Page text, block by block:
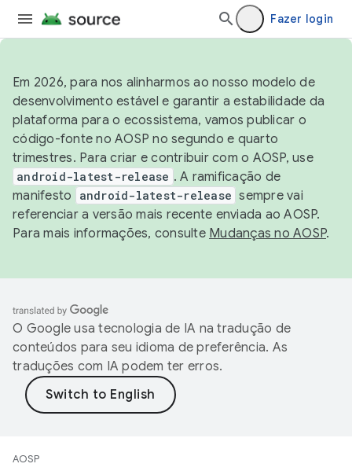
Fazer login
Em 2026, para nos alinharmos ao nosso modelo de
desenvolvimento estável e garantir a estabilidade da
plataforma para o ecossistema, vamos publicar o
código-fonte no AOSP no segundo e quarto
trimestres. Para criar e contribuir com o AOSP, use
android-latest-release . A ramificação de
manifesto
android-latest-release sempre vai
referenciar a versão mais recente enviada ao AOSP.
Para mais informações, consulte Mudanças no AOSP.
O Google usa tecnologia de IA na tradução de
conteúdos para seu idioma de preferência. As
traduções com IA podem ter erros.
AOSP